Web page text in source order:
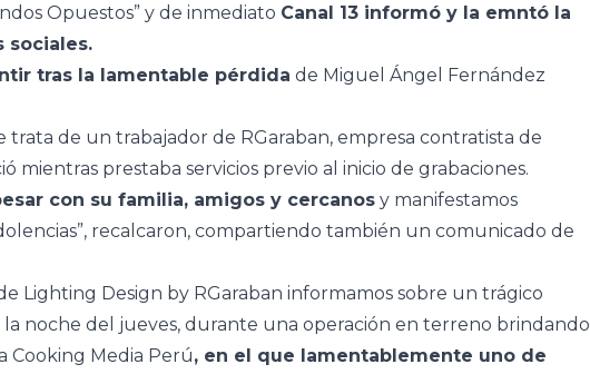
Opuestos” y de inmediato Canal 13 informó y la emntó la
sociales.
tras la lamentable pérdida de Miguel Ángel Fernández
trata de un trabajador de RGaraban, empresa contratista de
mientras prestaba servicios previo al inicio de grabaciones.
con su familia, amigos y cercanos y manifestamos
recalcaron, compartiendo también un comunicado de
Lighting Design by RGaraban informamos sobre un trágico
noche del jueves, durante una operación en terreno brindando
Cooking Media Perú, en el que lamentablemente uno de